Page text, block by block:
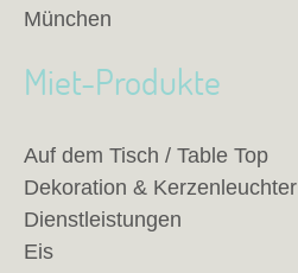
München
Miet-Produkte
Auf dem Tisch / Table Top
Dekoration & Kerzenleuchter
Dienstleistungen
Eis